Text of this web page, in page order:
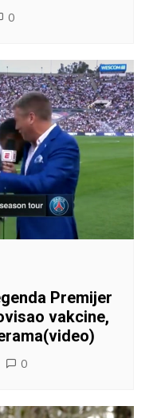
0
Premijer
vakcine,
0